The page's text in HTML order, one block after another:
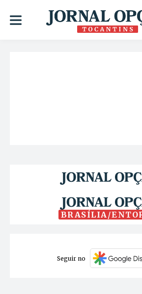
BRASÍLIA/
Seguir no